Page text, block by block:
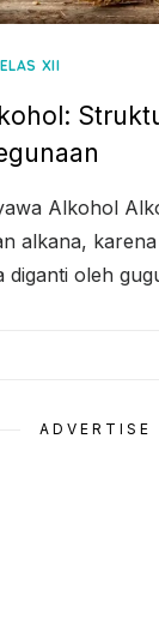
XII
Alkohol
alkana,
diganti oleh
ADVERTISE